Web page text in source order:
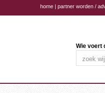
home | partner worden /
Wie voert